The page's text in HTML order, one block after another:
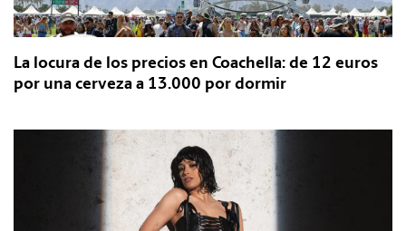
La locura de los precios en Coachella: de 12 euros
por una cerveza a 13.000 por dormir